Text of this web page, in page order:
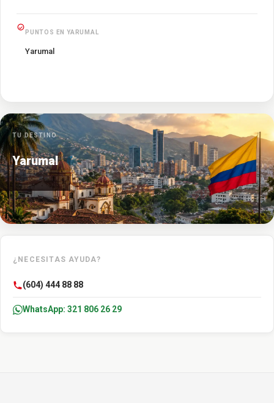
PUNTOS EN YARUMAL
Yarumal
TU DESTINO
Yarumal
¿NECESITAS AYUDA?
(604) 444 88 88
WhatsApp: 321 806 26 29